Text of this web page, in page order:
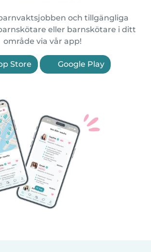
och tillgängliga
eller barnskötare i ditt
område via vår app!
Store Google Play